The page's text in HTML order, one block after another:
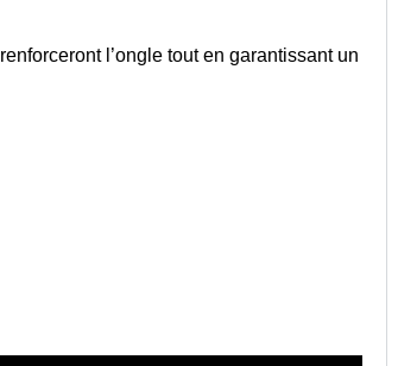
renforceront l’ongle tout en garantissant un